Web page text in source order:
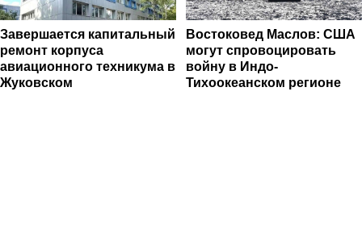
Завершается капитальный
ремонт корпуса
авиационного техникума в
Жуковском
Востоковед Маслов: США
могут спровоцировать
войну в Индо-
Тихоокеанском регионе